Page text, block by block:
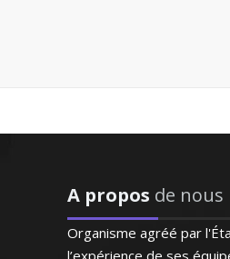
"Professeur
répond à
Madame M.N
Outre la seule
contribuer à
A propos de nous
Organisme agréé par
l’expérience de ses